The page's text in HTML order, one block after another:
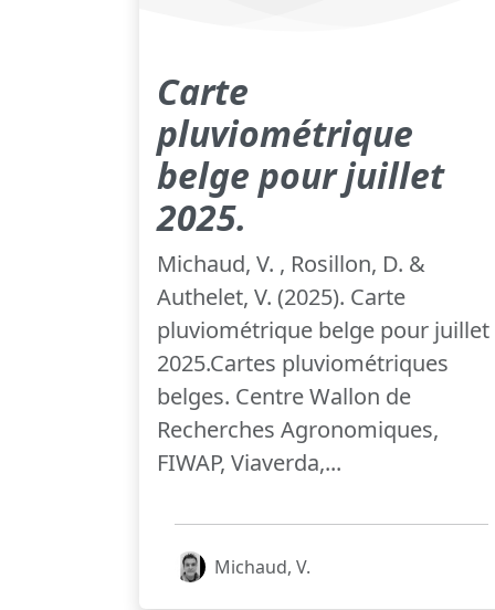
Carte
pluviométrique
belge pour juillet
2025.
Michaud, V. , Rosillon, D. &
Authelet, V. (2025). Carte
pluviométrique belge pour juillet
2025.Cartes pluviométriques
belges. Centre Wallon de
Recherches Agronomiques,
FIWAP, Viaverda,...
Michaud, V.